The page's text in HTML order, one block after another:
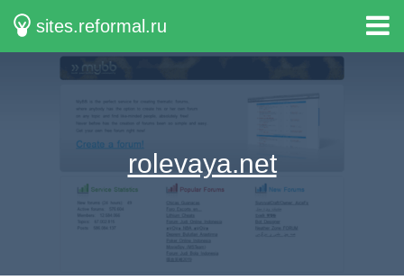
sites.reformal.ru
rolevaya.net